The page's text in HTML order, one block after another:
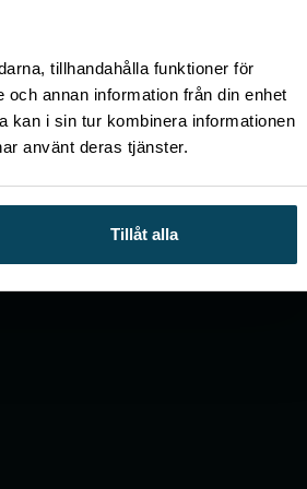
tillhandahålla funktioner för
annan information från din enhet
kan i sin tur kombinera informationen
använt deras tjänster.
Tillåt alla
Villkor & policys